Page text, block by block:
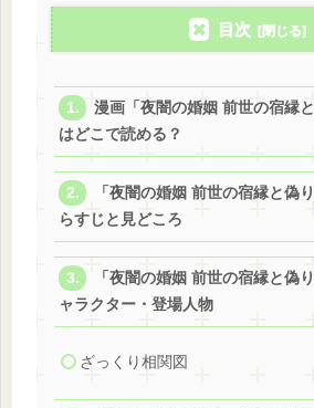
目次
漫画「夜闇の婚姻 前世の宿縁
はどこで読める？
「夜闇の婚姻 前世の宿縁と偽
らすじと見どころ
「夜闇の婚姻 前世の宿縁と偽
ャラクター・登場人物
ざっくり相関図